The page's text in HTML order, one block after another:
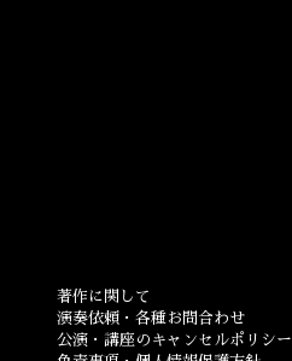
著作に関して
演奏依頼・各種お問合わせ
公演・講座のキャンセルポリシー